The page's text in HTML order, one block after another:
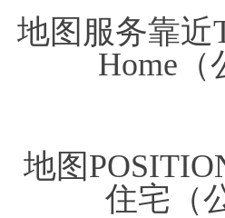
地图服务靠近
Home（
地图
住宅（